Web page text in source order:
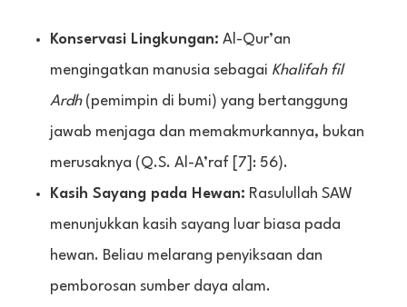
Konservasi Lingkungan: Al-Qur’an
mengingatkan manusia sebagai Khalifah fil
Ardh(pemimpin di bumi) yang bertanggung
jawab menjaga dan memakmurkannya, bukan
merusaknya (Q.S. Al-A’raf [7]: 56).
Kasih Sayang pada Hewan: Rasulullah SAW
menunjukkan kasih sayang luar biasa pada
hewan. Beliau melarang penyiksaan dan
pemborosan sumber daya alam.